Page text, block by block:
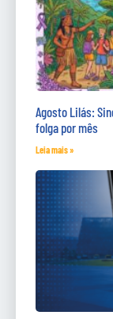
Agosto Lilás:
folga por mês
Leia mais »